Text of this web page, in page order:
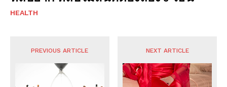
HEALTH
PREVIOUS ARTICLE NEXT ARTICLE